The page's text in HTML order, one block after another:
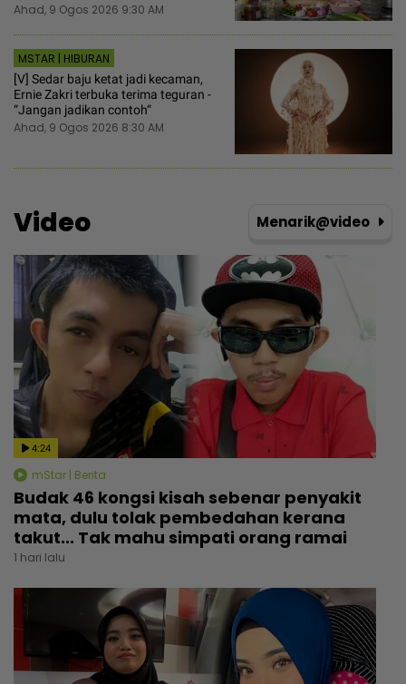
Ahad, 9 Ogos 2026 9:30 AM
MSTAR | HIBURAN
[V] Sedar baju ketat jadi kecaman,
Ernie Zakri terbuka terima teguran -
“Jangan jadikan contoh“
Ahad, 9 Ogos 2026 8:30 AM
Video Menarik@video
4:24
mStar | Berita
Budak 46 kongsi kisah sebenar penyakit
mata, dulu tolak pembedahan kerana
takut... Tak mahu simpati orang ramai
1 hari lalu